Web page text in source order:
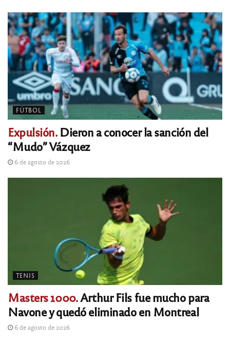
FÚTBOL
Expulsión.Dieron a conocer la sanción del
“Mudo” Vázquez
6 de agosto de 2026
TENIS
Masters 1000.Arthur Fils fue mucho para
Navone y quedó eliminado en Montreal
6 de agosto de 2026